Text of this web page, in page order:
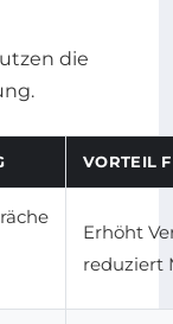
die
VORTEIL
Erhöht
reduziert